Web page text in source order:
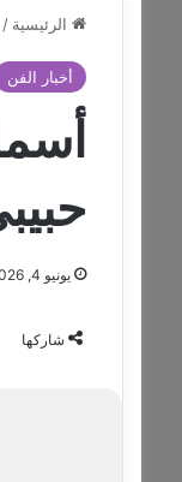
الرئيسية /
أخبار الفن
يونيو 4, 2026
شاركها